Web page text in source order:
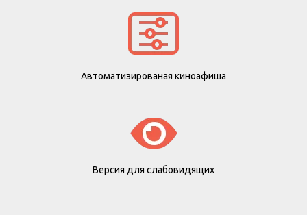
Автоматизированая киноафиша
Версия для слабовидящих